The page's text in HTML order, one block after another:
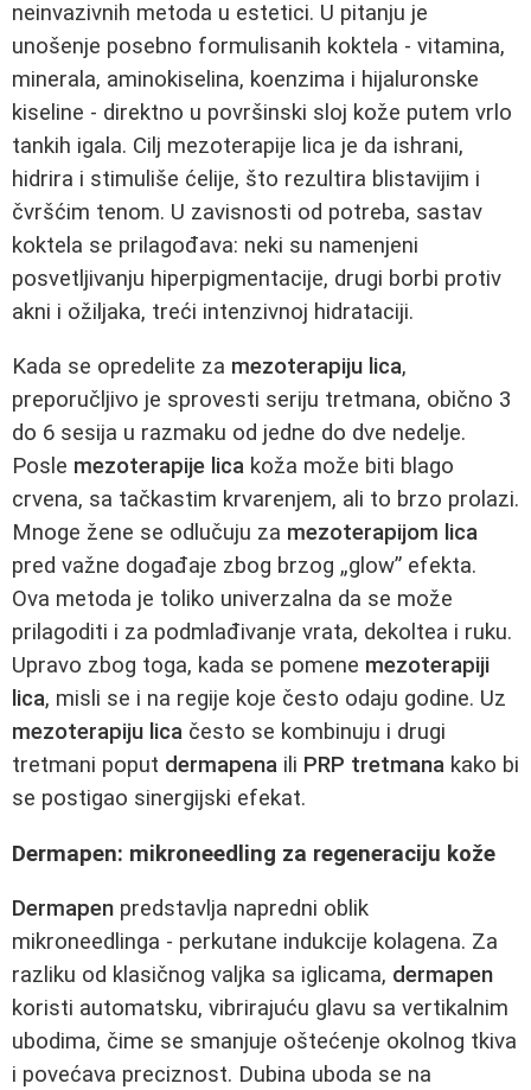
neinvazivnih metoda u estetici. U pitanju je
unošenje posebno formulisanih koktela - vitamina,
minerala, aminokiselina, koenzima i hijaluronske
kiseline - direktno u površinski sloj kože putem vrlo
tankih igala. Cilj mezoterapije lica je da ishrani,
hidrira i stimuliše ćelije, što rezultira blistavijim i
čvršćim tenom. U zavisnosti od potreba, sastav
koktela se prilagođava: neki su namenjeni
posvetljivanju hiperpigmentacije, drugi borbi protiv
akni i ožiljaka, treći intenzivnoj hidrataciji.
Kada se opredelite za mezoterapiju lica,
preporučljivo je sprovesti seriju tretmana, obično 3
do 6 sesija u razmaku od jedne do dve nedelje.
Posle mezoterapije lica koža može biti blago
crvena, sa tačkastim krvarenjem, ali to brzo prolazi.
Mnoge žene se odlučuju za mezoterapijom lica
pred važne događaje zbog brzog „glow” efekta.
Ova metoda je toliko univerzalna da se može
prilagoditi i za podmlađivanje vrata, dekoltea i ruku.
Upravo zbog toga, kada se pomene mezoterapiji
lica, misli se i na regije koje često odaju godine. Uz
mezoterapiju lica često se kombinuju i drugi
tretmani poput dermapena ili PRP tretmana kako bi
se postigao sinergijski efekat.
Dermapen: mikroneedling za regeneraciju kože
Dermapen predstavlja napredni oblik
mikroneedlinga - perkutane indukcije kolagena. Za
razliku od klasičnog valjka sa iglicama, dermapen
koristi automatsku, vibrirajuću glavu sa vertikalnim
ubodima, čime se smanjuje oštećenje okolnog tkiva
i povećava preciznost. Dubina uboda se na